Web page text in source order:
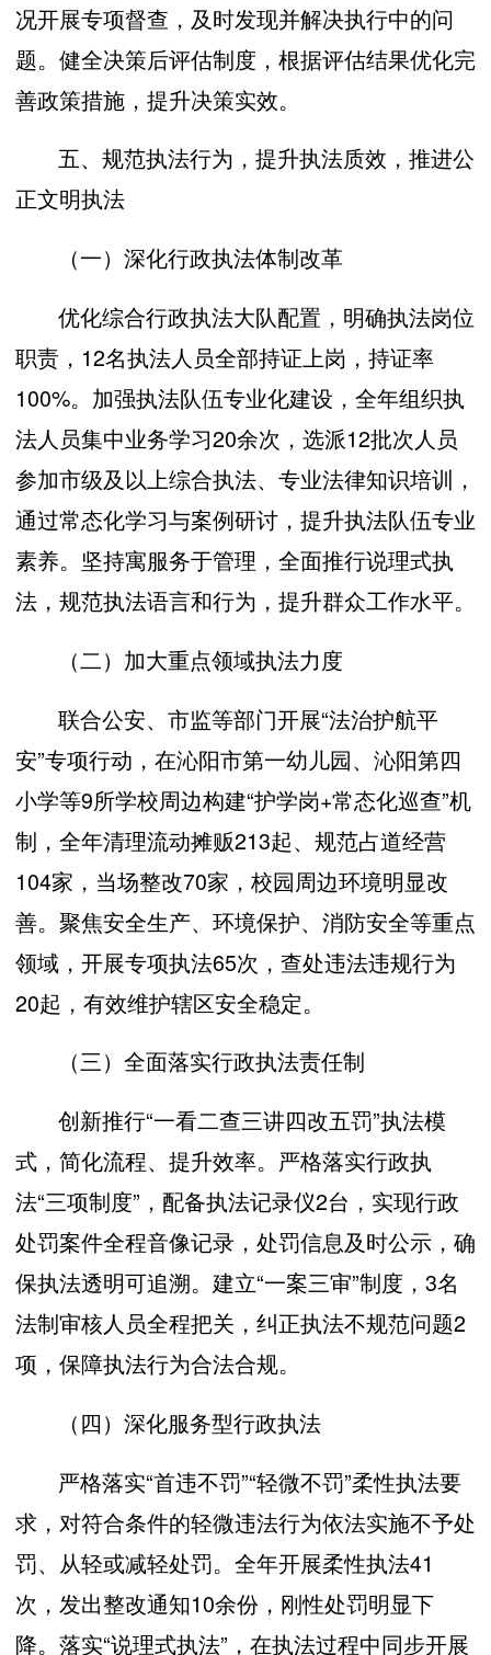
况开展专项督查，及时发现并解决执行中的问
题。健全决策后评估制度，根据评估结果优化完
善政策措施，提升决策实效。
五、规范执法行为，提升执法质效，推进公
正文明执法
（一）深化行政执法体制改革
优化综合行政执法大队配置，明确执法岗位
职责，12名执法人员全部持证上岗，持证率
100%。加强执法队伍专业化建设，全年组织执
法人员集中业务学习20余次，选派12批次人员
参加市级及以上综合执法、专业法律知识培训，
通过常态化学习与案例研讨，提升执法队伍专业
素养。坚持寓服务于管理，全面推行说理式执
法，规范执法语言和行为，提升群众工作水平。
（二）加大重点领域执法力度
联合公安、市监等部门开展“法治护航平
安”专项行动，在沁阳市第一幼儿园、沁阳第四
小学等9所学校周边构建“护学岗+常态化巡查”机
制，全年清理流动摊贩213起、规范占道经营
104家，当场整改70家，校园周边环境明显改
善。聚焦安全生产、环境保护、消防安全等重点
领域，开展专项执法65次，查处违法违规行为
20起，有效维护辖区安全稳定。
（三）全面落实行政执法责任制
创新推行“一看二查三讲四改五罚”执法模
式，简化流程、提升效率。严格落实行政执
法“三项制度”，配备执法记录仪2台，实现行政
处罚案件全程音像记录，处罚信息及时公示，确
保执法透明可追溯。建立“一案三审”制度，3名
法制审核人员全程把关，纠正执法不规范问题2
项，保障执法行为合法合规。
（四）深化服务型行政执法
严格落实“首违不罚”“轻微不罚”柔性执法要
求，对符合条件的轻微违法行为依法实施不予处
罚、从轻或减轻处罚。全年开展柔性执法41
次，发出整改通知10余份，刚性处罚明显下
降。落实“说理式执法”，在执法过程中同步开展